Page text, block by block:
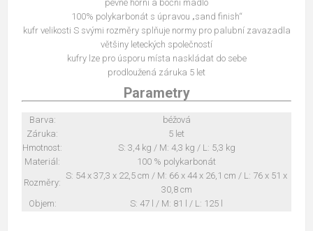
pevné horní a boční madlo
100% polykarbonát s úpravou „sand finish“
kufr velikosti S svými rozměry splňuje normy pro palubní zavazadla
většiny leteckých společností
kufry lze pro úsporu místa naskládat do sebe
prodloužená záruka 5 let
Parametry
Barva:
béžová
Záruka:
5 let
Hmotnost:
S: 3,4 kg / M: 4,3 kg / L: 5,3 kg
Materiál:
100 % polykarbonát
Rozměry:
S: 54 x 37,3 x 22,5 cm / M: 66 x 44 x 26,1 cm / L: 76 x 51 x
30,8 cm
Objem:
S: 47 l / M: 81 l / L: 125 l